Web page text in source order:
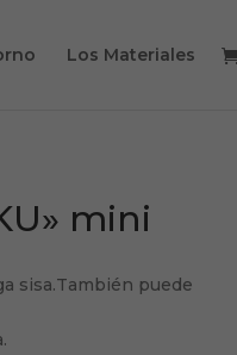
Los Materiales
mini
sisa.También puede